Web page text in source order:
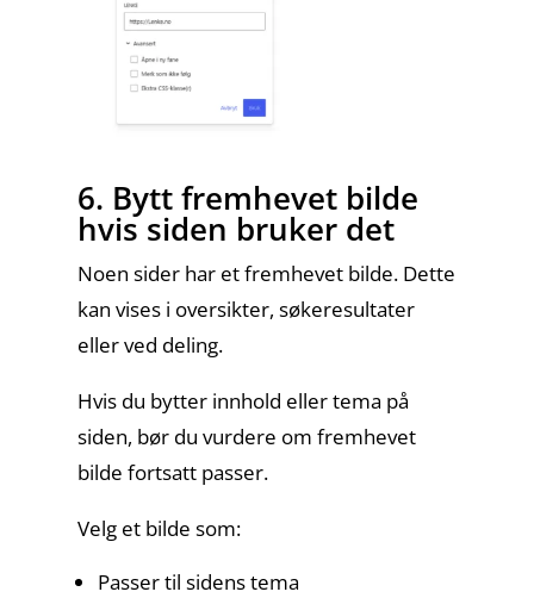
6. Bytt fremhevet bilde
hvis siden bruker det
Noen sider har et fremhevet bilde. Dette
kan vises i oversikter, søkeresultater
eller ved deling.
Hvis du bytter innhold eller tema på
siden, bør du vurdere om fremhevet
bilde fortsatt passer.
Velg et bilde som:
Passer til sidens tema